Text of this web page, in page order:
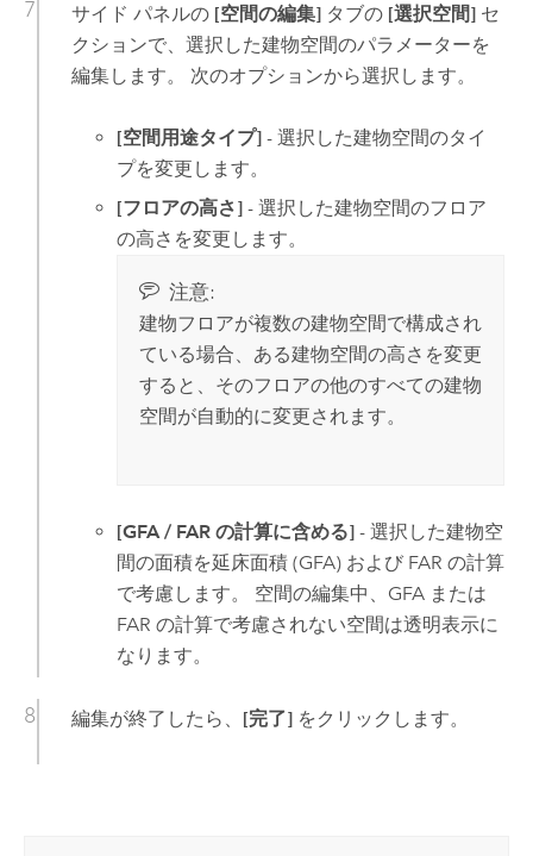
サイド パネルの [空間の編集]タブの [選択空間]セ
クションで、選択した建物空間のパラメーターを
編集します。 次のオプションから選択します。
[空間用途タイプ] - 選択した建物空間のタイ
プを変更します。
[フロアの高さ] - 選択した建物空間のフロア
の高さを変更します。
注意:
建物フロアが複数の建物空間で構成され
ている場合、ある建物空間の高さを変更
すると、そのフロアの他のすべての建物
空間が自動的に変更されます。
[GFA / FAR の計算に含める] - 選択した建物空
間の面積を延床面積 (GFA) および FAR の計算
で考慮します。 空間の編集中、GFA または
FAR の計算で考慮されない空間は透明表示に
なります。
編集が終了したら、 [完了]をクリックします。